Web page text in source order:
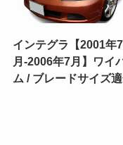
インテグラ【2001年7
月-2006年7月】ワイ
ム / ブレードサイズ